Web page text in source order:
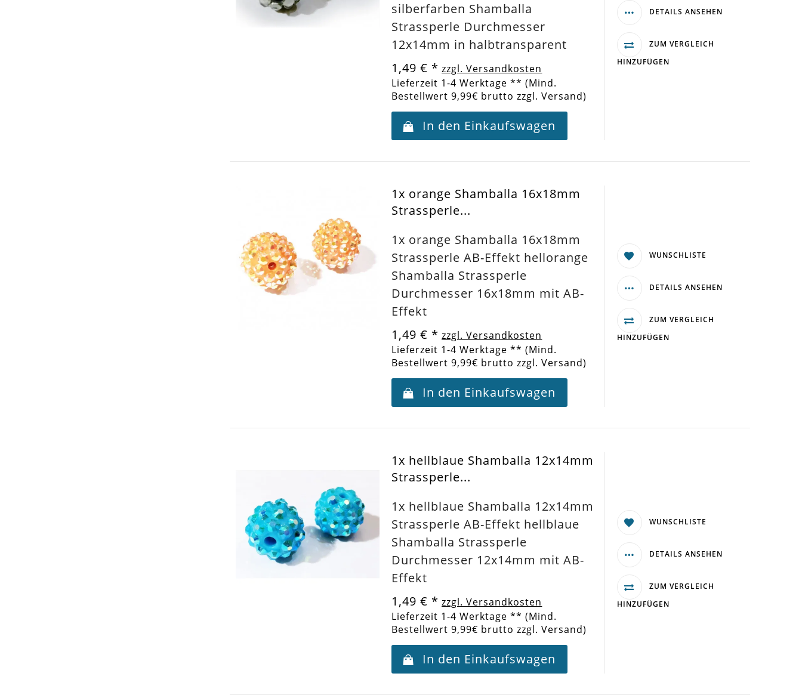
silberfarben Shamballa
Strassperle Durchmesser
12x14mm in halbtransparent
1,49 € * zzgl. Versandkosten
Lieferzeit 1-4 Werktage ** (Mind.
Bestellwert 9,99€ brutto zzgl. Versand)
In den Einkaufswagen
DETAILS ANSEHEN
ZUM VERGLEICH
HINZUFÜGEN
1x orange Shamballa 16x18mm
Strassperle...
1x orange Shamballa 16x18mm
Strassperle AB-Effekt hellorange
Shamballa Strassperle
Durchmesser 16x18mm mit AB-
Effekt
1,49 € * zzgl. Versandkosten
Lieferzeit 1-4 Werktage ** (Mind.
Bestellwert 9,99€ brutto zzgl. Versand)
In den Einkaufswagen
WUNSCHLISTE
DETAILS ANSEHEN
ZUM VERGLEICH
HINZUFÜGEN
1x hellblaue Shamballa 12x14mm
Strassperle...
1x hellblaue Shamballa 12x14mm
Strassperle AB-Effekt hellblaue
Shamballa Strassperle
Durchmesser 12x14mm mit AB-
Effekt
1,49 € * zzgl. Versandkosten
Lieferzeit 1-4 Werktage ** (Mind.
Bestellwert 9,99€ brutto zzgl. Versand)
In den Einkaufswagen
WUNSCHLISTE
DETAILS ANSEHEN
ZUM VERGLEICH
HINZUFÜGEN